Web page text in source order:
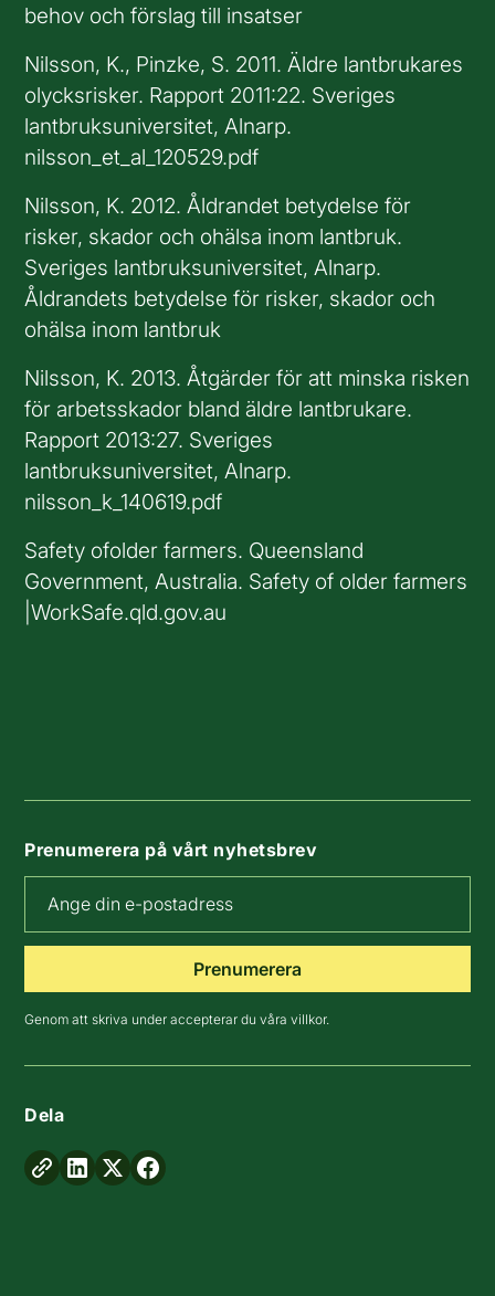
Prenumerera på vårt nyhetsbrev
Genom att skriva under accepterar du våra villkor.
Dela
behov och förslag till insatser
Nilsson, K., Pinzke, S. 2011. Äldre lantbrukares
olycksrisker. Rapport 2011:22. Sveriges
lantbruksuniversitet, Alnarp.
nilsson_et_al_120529.pdf
Nilsson, K. 2012. Åldrandet betydelse för
risker, skador och ohälsa inom lantbruk.
Sveriges lantbruksuniversitet, Alnarp.
Åldrandets betydelse för risker, skador och
ohälsa inom lantbruk
Nilsson, K. 2013. Åtgärder för att minska risken
för arbetsskador bland äldre lantbrukare.
Rapport 2013:27. Sveriges
lantbruksuniversitet, Alnarp.
nilsson_k_140619.pdf
Safety ofolder farmers. Queensland
Government, Australia. Safety of older farmers
|WorkSafe.qld.gov.au